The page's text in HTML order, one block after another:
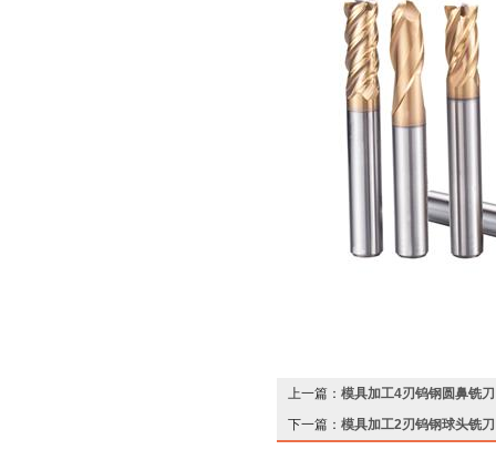
上一篇： 模具加工4刃钨钢圆鼻铣刀
下一篇： 模具加工2刃钨钢球头铣刀